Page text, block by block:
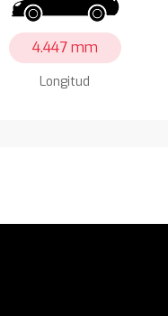
4.447 mm
Longitud